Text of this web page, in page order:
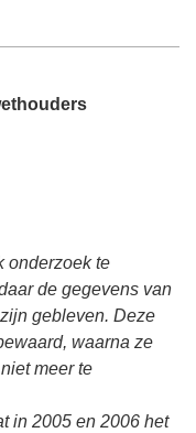
onderzoek te
de gegevens van
gebleven. Deze
waarna ze
meer te
in 2005 en 2006 het